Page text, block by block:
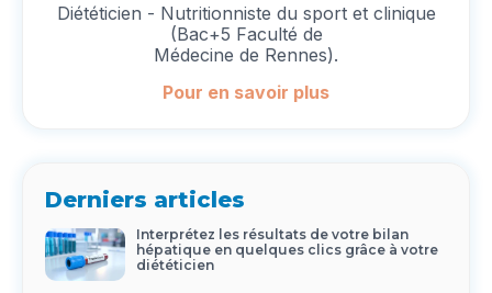
Diététicien - Nutritionniste du sport et clinique
(Bac+5 Faculté de
Médecine de Rennes).
Pour en savoir plus
Derniers articles
Interprétez les résultats de votre bilan
hépatique en quelques clics grâce à votre
diététicien